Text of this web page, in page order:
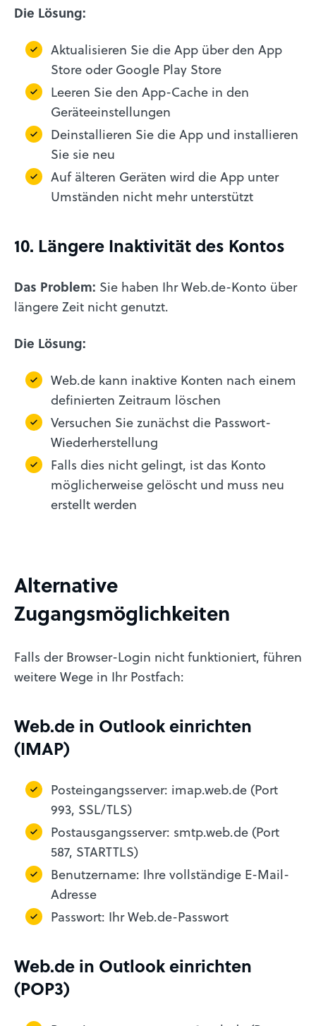
Die Lösung:
Aktualisieren Sie die App über den App
Store oder Google Play Store
Leeren Sie den App-Cache in den
Geräteeinstellungen
Deinstallieren Sie die App und installieren
Sie sie neu
Auf älteren Geräten wird die App unter
Umständen nicht mehr unterstützt
10. Längere Inaktivität des Kontos
Das Problem: Sie haben Ihr Web.de-Konto über
längere Zeit nicht genutzt.
Die Lösung:
Web.de kann inaktive Konten nach einem
definierten Zeitraum löschen
Versuchen Sie zunächst die Passwort-
Wiederherstellung
Falls dies nicht gelingt, ist das Konto
möglicherweise gelöscht und muss neu
erstellt werden
Alternative
Zugangsmöglichkeiten
Falls der Browser-Login nicht funktioniert, führen
weitere Wege in Ihr Postfach:
Web.de in Outlook einrichten
(IMAP)
Posteingangsserver: imap.web.de (Port
993, SSL/TLS)
Postausgangsserver: smtp.web.de (Port
587, STARTTLS)
Benutzername: Ihre vollständige E-Mail-
Adresse
Passwort: Ihr Web.de-Passwort
Web.de in Outlook einrichten
(POP3)